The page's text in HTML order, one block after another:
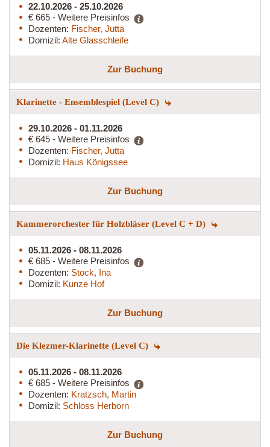
22.10.2026 - 25.10.2026
€ 665 - Weitere Preisinfos
Dozenten: Fischer, Jutta
Domizil: Alte Glasschleife
Zur Buchung
Klarinette - Ensemblespiel (Level C)
29.10.2026 - 01.11.2026
€ 645 - Weitere Preisinfos
Dozenten: Fischer, Jutta
Domizil: Haus Königssee
Zur Buchung
Kammerorchester für Holzbläser (Level C + D)
05.11.2026 - 08.11.2026
€ 685 - Weitere Preisinfos
Dozenten: Stock, Ina
Domizil: Kunze Hof
Zur Buchung
Die Klezmer-Klarinette (Level C)
05.11.2026 - 08.11.2026
€ 685 - Weitere Preisinfos
Dozenten: Kratzsch, Martin
Domizil: Schloss Herborn
Zur Buchung